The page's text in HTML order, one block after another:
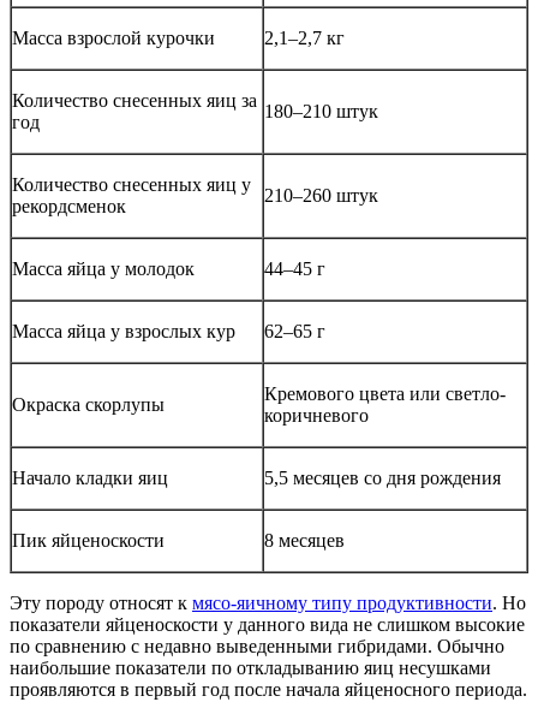
Масса взрослой курочки 2,1–2,7 кг
Количество снесенных яиц за
год
180–210 штук
Количество снесенных яиц у
рекордсменок
210–260 штук
Масса яйца у молодок 44–45 г
Масса яйца у взрослых кур 62–65 г
Окраска скорлупы
Кремового цвета или светло-
коричневого
Начало кладки яиц 5,5 месяцев со дня рождения
Пик яйценоскости 8 месяцев
Эту породу относят к мясо-яичному типу продуктивности. Но
показатели яйценоскости у данного вида не слишком высокие
по сравнению с недавно выведенными гибридами. Обычно
наибольшие показатели по откладыванию яиц несушками
проявляются в первый год после начала яйценосного периода.